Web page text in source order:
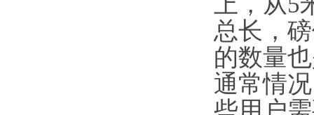
总长，
的数量
通常情